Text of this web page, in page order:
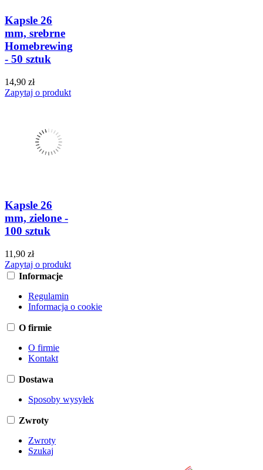
Kapsle 26
mm, srebrne
Homebrewing
- 50 sztuk
14,90 zł
Zapytaj o produkt
Kapsle 26
mm, zielone -
100 sztuk
11,90 zł
Zapytaj o produkt
Informacje
Regulamin
Informacja o cookie
O firmie
O firmie
Kontakt
Dostawa
Sposoby wysyłek
Zwroty
Zwroty
Szukaj